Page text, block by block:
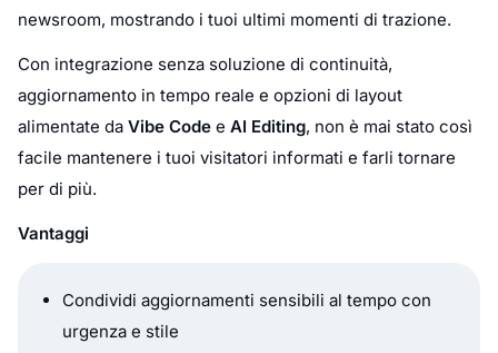
newsroom, mostrando i tuoi ultimi momenti di trazione.
Con integrazione senza soluzione di continuità,
aggiornamento in tempo reale e opzioni di layout
alimentate da Vibe Code e AI Editing, non è mai stato così
facile mantenere i tuoi visitatori informati e farli tornare
per di più.
Vantaggi
Condividi aggiornamenti sensibili al tempo con
urgenza e stile